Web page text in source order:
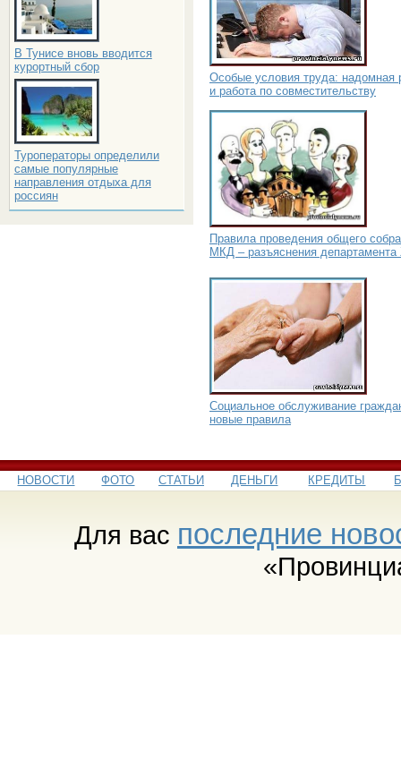
В Тунисе вновь вводится
курортный сбор
Туроператоры определили
самые популярные
направления отдыха для
россиян
Особые условия труда: надомная
и работа по совместительству
Правила проведения общего
МКД – разъяснения
Социальное обслуживание
новые правила
НОВОСТИ ФОТО СТАТЬИ ДЕНЬГИ КРЕДИТЫ
Для вас последние